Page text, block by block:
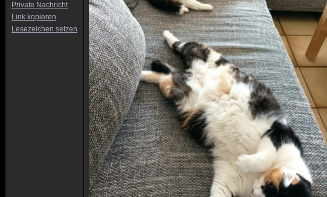
Private Nachricht
Link kopieren
Lesezeichen setzen